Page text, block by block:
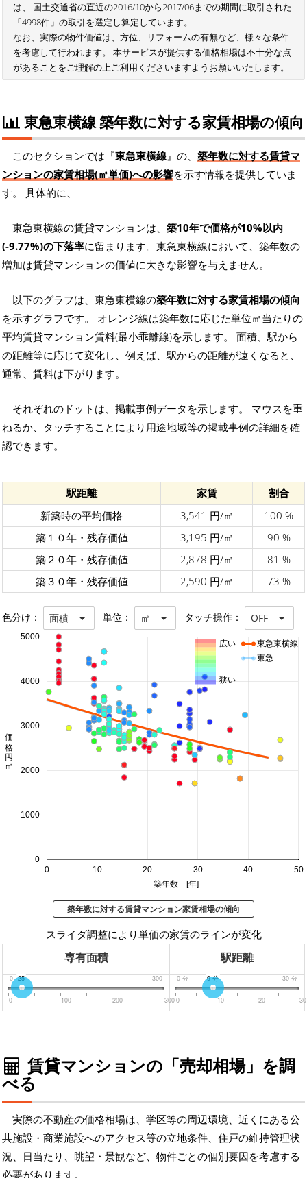
は、 国土交通省の直近の2016/10から2017/06までの期間に取引された
「4998件」の取引を選定し算定しています。
なお、実際の物件価値は、方位、リフォームの有無など、様々な条件
を考慮して行われます。 本サービスが提供する価格相場は不十分な点
があることをご理解の上ご利用くださいますようお願いいたします。
東急東横線 築年数に対する家賃相場の傾向
このセクションでは『東急東横線』の、 築年数に対する賃貸マ
ンションの家賃相場(㎡単価)への影響を示す情報を提供していま
す。 具体的に、
東急東横線の賃貸マンションは、 築10年で価格が10%以内
(-9.77%)の下落率に留まります。東急東横線において、築年数の
増加は賃貸マンションの価値に大きな影響を与えません。
以下のグラフは、東急東横線の築年数に対する家賃相場の傾向
を示すグラフです。 オレンジ線は築年数に応じた単位㎡当たりの
平均賃貸マンション賃料(最小乖離線)を示します。 面積、駅から
の距離等に応じて変化し、例えば、駅からの距離が遠くなると、
通常、賃料は下がります。
それぞれのドットは、掲載事例データを示します。 マウスを重
ねるか、タッチすることにより用途地域等の掲載事例の詳細を確
認できます。
駅距離 家賃
割合
新築時の平均価格
3,541 円/㎡
100 %
築１０年・残存価値
3,195 円/㎡
90 %
築２０年・残存価値
2,878 円/㎡
81 %
築３０年・残存価値
2,590 円/㎡ 73 %
色分け： 面積 単位： ㎡ タッチ操作： OFF
0 10 20 30 40 50
0
1000
2000
3000
4000
5000
築年数 [年]
価格 円/㎡
東急東横線
東急
広い
狭い
築年数に対する賃貸マンション家賃相場の傾向
スライダ調整により単価の家賃のラインが変化
専有面積 駅距離
0 300
25
0 100 200 300
0 分 30 分
9分
0 10 20 30
賃貸マンションの「売却相場」を調
べる
実際の不動産の価格相場は、学区等の周辺環境、近くにある公
共施設・商業施設へのアクセス等の立地条件、住戸の維持管理状
況、日当たり、眺望・景観など、物件ごとの個別要因を考慮する
必要があります。